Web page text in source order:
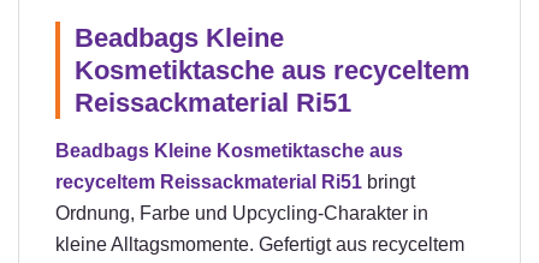
Beadbags Kleine
Kosmetiktasche aus recyceltem
Reissackmaterial Ri51
Beadbags Kleine Kosmetiktasche aus
recyceltem Reissackmaterial Ri51 bringt
Ordnung, Farbe und Upcycling-Charakter in
kleine Alltagsmomente. Gefertigt aus recyceltem